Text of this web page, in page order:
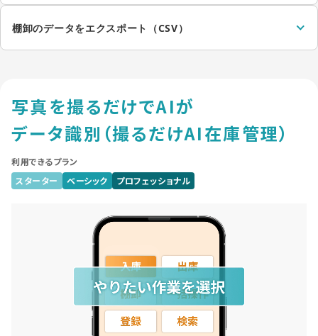
棚卸のデータをエクスポート（CSV）
写真を撮るだけでAIが
データ識別 （撮るだけAI在庫管理）
利用できるプラン
スターター
ベーシック プロフェッショナル